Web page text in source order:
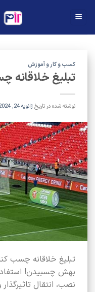
کسب و کار و آموزش
تبلیغ خلاقانه
نوشته شده در تاریخژانویه 24, 2024
تبلیغ خلاقانه چسب
بهش چسبیدن!
نصب، انتقال